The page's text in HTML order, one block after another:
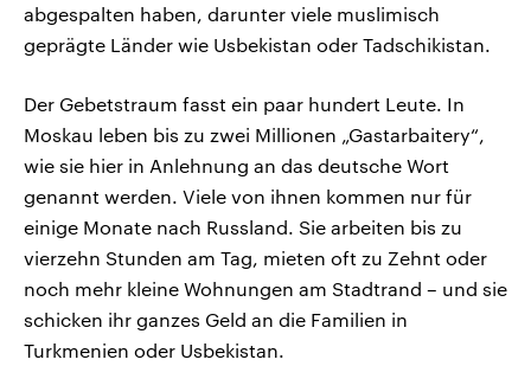
abgespalten haben, darunter viele muslimisch
geprägte Länder wie Usbekistan oder Tadschikistan.
Der Gebetstraum fasst ein paar hundert Leute. In
Moskau leben bis zu zwei Millionen „Gastarbaitery“,
wie sie hier in Anlehnung an das deutsche Wort
genannt werden. Viele von ihnen kommen nur für
einige Monate nach Russland. Sie arbeiten bis zu
vierzehn Stunden am Tag, mieten oft zu Zehnt oder
noch mehr kleine Wohnungen am Stadtrand – und sie
schicken ihr ganzes Geld an die Familien in
Turkmenien oder Usbekistan.